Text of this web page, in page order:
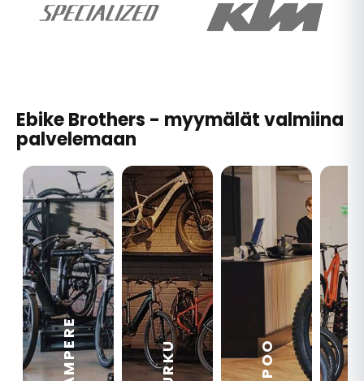
Ebike Brothers - myymälät valmiina
palvelemaan
TAMPERE